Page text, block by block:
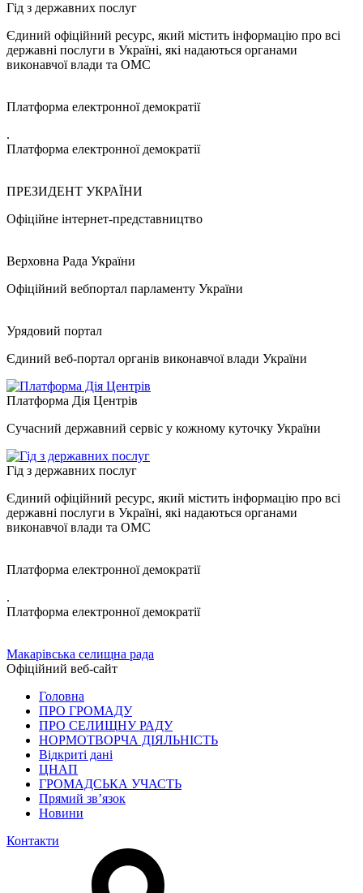
Гід з державних послуг
Єдиний офіційний ресурс, який містить інформацію про всі
державні послуги в Україні, які надаються органами
виконавчої влади та ОМС
Платформа електронної демократії
.
Платформа електронної демократії
ПРЕЗИДЕНТ УКРАЇНИ
Офіційне інтернет-представництво
Верховна Рада України
Офіційний вебпортал парламенту України
Урядовий портал
Єдиний веб-портал органів виконавчої влади України
Платформа Дія Центрів
Сучасний державний сервіс у кожному куточку України
Гід з державних послуг
Єдиний офіційний ресурс, який містить інформацію про всі
державні послуги в Україні, які надаються органами
виконавчої влади та ОМС
Платформа електронної демократії
.
Платформа електронної демократії
Макарівська селищна рада
Офіційний веб-сайт
Головна
ПРО ГРОМАДУ
ПРО СЕЛИЩНУ РАДУ
НОРМОТВОРЧА ДІЯЛЬНІСТЬ
Відкриті дані
ЦНАП
ГРОМАДСЬКА УЧАСТЬ
Прямий зв’язок
Новини
Контакти